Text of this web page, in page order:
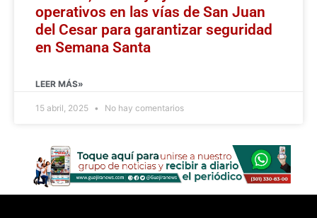
operativos en las vías de San Juan
del Cesar para garantizar seguridad
en Semana Santa
LEER MÁS»
15 abril, 2025 No hay comentarios